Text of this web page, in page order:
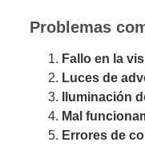
Problemas
Fallo en la
Luces de
Iluminación
Mal
Errores de